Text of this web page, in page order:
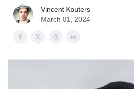
Vincent Kouters
March 01, 2024